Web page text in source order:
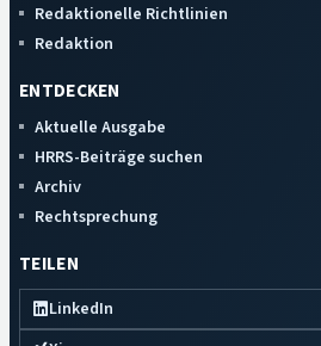
Redaktionelle Richtlinien
Redaktion
ENTDECKEN
Aktuelle Ausgabe
HRRS-Beiträge suchen
Archiv
Rechtsprechung
TEILEN
LinkedIn